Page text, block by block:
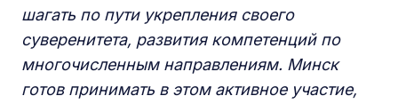
шагать по пути укрепления своего
суверенитета, развития компетенций по
многочисленным направлениям. Минск
готов принимать в этом активное участие,